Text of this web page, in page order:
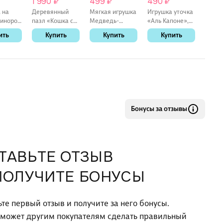
30*35см.
на
Деревянный
пазл «Кошка с
жемчужной
серёжкой»
Купить
Мягкая игрушка
Медведь-
пчелка (23см)
(12-0960-G20)
Купить
Игрушка уточка
«Аль Капоне»,
FUNNY DUCKS
Купить
Бонусы за отзывы
ОТЗЫВ
БОНУСЫ
первый отзыв и получите за него бонусы.
другим покупателям сделать правильный